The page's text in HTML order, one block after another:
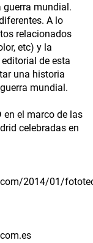
guerra mundial.
A lo
relacionados
etc) y la
de esta
una historia
mundial.
en el marco de las
celebradas en
2014/01/